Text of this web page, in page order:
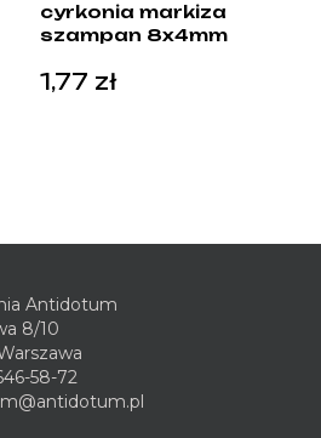
cyrkonia markiza
szampan 8x4mm
1,77 zł
Antidotum
8/10
58-72